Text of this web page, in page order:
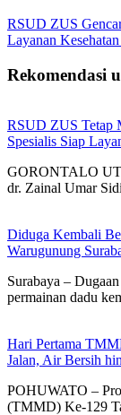
RSUD ZUS
Layanan
Rekomendasi
RSUD ZUS Tetap
Spesialis Siap
GORONTALO
dr. Zainal Umar
Diduga Kembali
Warugunung
Surabaya –
permainan dadu
Hari Pertama
Jalan, Air Bersih
POHUWATO –
(TMMD) Ke-129